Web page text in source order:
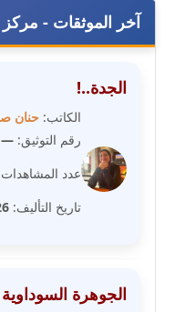
مدونة رشا
عاملة
مدونة رشيد
مدونة رفعت
عاملة
مدونة رهام
عاملة
آخر الموثقات - مركز
الجدة..!
الكاتب: حنان
رقم التوثيق: —
عدد
تاريخ التأليف: 2026
الجوهرة السوداوية